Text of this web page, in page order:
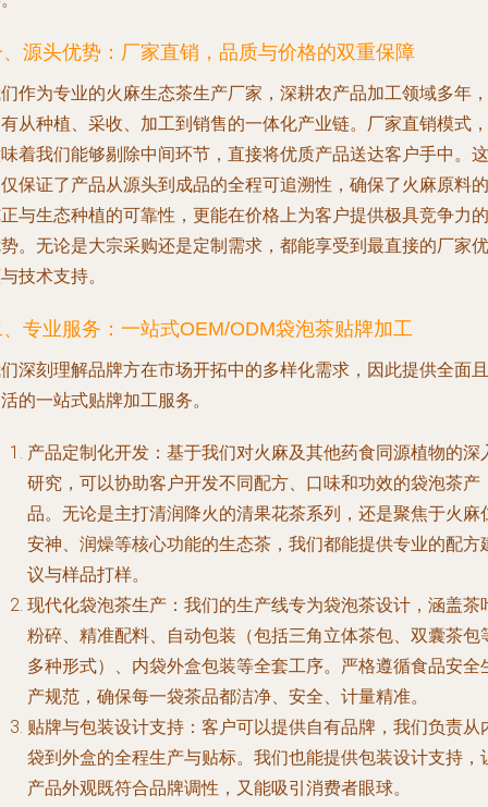
源头优势：厂家直销，品质与价格的双重保障
作为专业的火麻生态茶生产厂家，深耕农产品加工领域多年，
从种植、采收、加工到销售的一体化产业链。厂家直销模式，
着我们能够剔除中间环节，直接将优质产品送达客户手中。这
保证了产品从源头到成品的全程可追溯性，确保了火麻原料的
与生态种植的可靠性，更能在价格上为客户提供极具竞争力的
。无论是大宗采购还是定制需求，都能享受到最直接的厂家优
技术支持。
专业服务：一站式OEM/ODM袋泡茶贴牌加工
深刻理解品牌方在市场开拓中的多样化需求，因此提供全面且
的一站式贴牌加工服务。
产品定制化开发 ：基于我们对火麻及其他药食同源植物的深
研究，可以协助客户开发不同配方、口味和功效的袋泡茶产
品。无论是主打清润降火的清果花茶系列，还是聚焦于火麻
安神、润燥等核心功能的生态茶，我们都能提供专业的配方
议与样品打样。
现代化袋泡茶生产 ：我们的生产线专为袋泡茶设计，涵盖茶
粉碎、精准配料、自动包装（包括三角立体茶包、双囊茶包
多种形式）、内袋外盒包装等全套工序。严格遵循食品安全
产规范，确保每一袋茶品都洁净、安全、计量精准。
贴牌与包装设计支持 ：客户可以提供自有品牌，我们负责从
袋到外盒的全程生产与贴标。我们也能提供包装设计支持，
产品外观既符合品牌调性，又能吸引消费者眼球。